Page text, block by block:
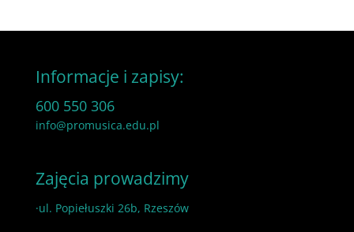
Informacje i zapisy:
600 550 306
info@promusica.edu.pl
Zajęcia prowadzimy
·ul. Popiełuszki 26b, Rzeszów